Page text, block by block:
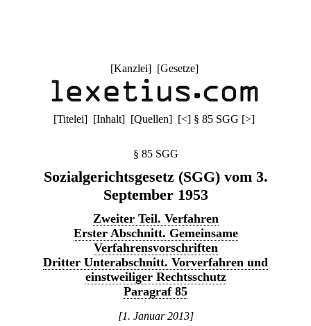
[Kanzlei] [Gesetze]
[Titelei] [Inhalt] [Quellen] [<] § 85 SGG [>]
§ 85 SGG
Sozialgerichtsgesetz (SGG) vom 3.
September 1953
Zweiter Teil. Verfahren
Erster Abschnitt. Gemeinsame
Verfahrensvorschriften
Dritter Unterabschnitt. Vorverfahren und
einstweiliger Rechtsschutz
Paragraf 85
[1. Januar 2013]